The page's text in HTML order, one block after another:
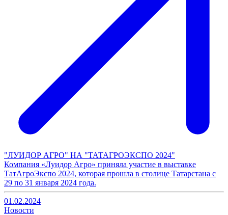
"ЛУИДОР АГРО" НА "ТАТАГРОЭКСПО 2024"
Компания «Луидор Агро» приняла участие в выставке
ТатАгроЭкспо 2024, которая прошла в столице Татарстана с
29 по 31 января 2024 года.
01.02.2024
Новости